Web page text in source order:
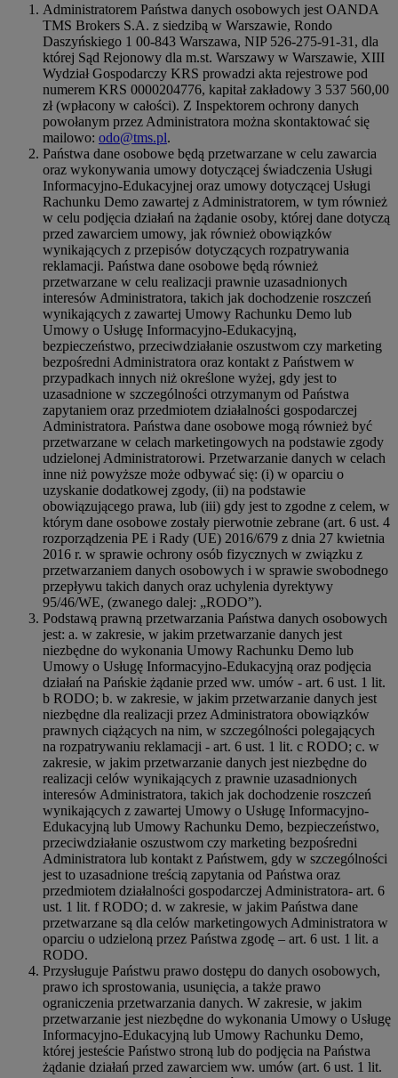
Administratorem Państwa danych osobowych jest OANDA
TMS Brokers S.A. z siedzibą w Warszawie, Rondo
Daszyńskiego 1 00-843 Warszawa, NIP 526-275-91-31, dla
której Sąd Rejonowy dla m.st. Warszawy w Warszawie, XIII
Wydział Gospodarczy KRS prowadzi akta rejestrowe pod
numerem KRS 0000204776, kapitał zakładowy 3 537 560,00
zł (wpłacony w całości). Z Inspektorem ochrony danych
powołanym przez Administratora można skontaktować się
mailowo: odo@tms.pl.
Państwa dane osobowe będą przetwarzane w celu zawarcia
oraz wykonywania umowy dotyczącej świadczenia Usługi
Informacyjno-Edukacyjnej oraz umowy dotyczącej Usługi
Rachunku Demo zawartej z Administratorem, w tym również
w celu podjęcia działań na żądanie osoby, której dane dotyczą
przed zawarciem umowy, jak również obowiązków
wynikających z przepisów dotyczących rozpatrywania
reklamacji. Państwa dane osobowe będą również
przetwarzane w celu realizacji prawnie uzasadnionych
interesów Administratora, takich jak dochodzenie roszczeń
wynikających z zawartej Umowy Rachunku Demo lub
Umowy o Usługę Informacyjno-Edukacyjną,
bezpieczeństwo, przeciwdziałanie oszustwom czy marketing
bezpośredni Administratora oraz kontakt z Państwem w
przypadkach innych niż określone wyżej, gdy jest to
uzasadnione w szczególności otrzymanym od Państwa
zapytaniem oraz przedmiotem działalności gospodarczej
Administratora. Państwa dane osobowe mogą również być
przetwarzane w celach marketingowych na podstawie zgody
udzielonej Administratorowi. Przetwarzanie danych w celach
inne niż powyższe może odbywać się: (i) w oparciu o
uzyskanie dodatkowej zgody, (ii) na podstawie
obowiązującego prawa, lub (iii) gdy jest to zgodne z celem, w
którym dane osobowe zostały pierwotnie zebrane (art. 6 ust. 4
rozporządzenia PE i Rady (UE) 2016/679 z dnia 27 kwietnia
2016 r. w sprawie ochrony osób fizycznych w związku z
przetwarzaniem danych osobowych i w sprawie swobodnego
przepływu takich danych oraz uchylenia dyrektywy
95/46/WE, (zwanego dalej: „RODO”).
Podstawą prawną przetwarzania Państwa danych osobowych
jest: a. w zakresie, w jakim przetwarzanie danych jest
niezbędne do wykonania Umowy Rachunku Demo lub
Umowy o Usługę Informacyjno-Edukacyjną oraz podjęcia
działań na Pańskie żądanie przed ww. umów - art. 6 ust. 1 lit.
b RODO; b. w zakresie, w jakim przetwarzanie danych jest
niezbędne dla realizacji przez Administratora obowiązków
prawnych ciążących na nim, w szczególności polegających
na rozpatrywaniu reklamacji - art. 6 ust. 1 lit. c RODO; c. w
zakresie, w jakim przetwarzanie danych jest niezbędne do
realizacji celów wynikających z prawnie uzasadnionych
interesów Administratora, takich jak dochodzenie roszczeń
wynikających z zawartej Umowy o Usługę Informacyjno-
Edukacyjną lub Umowy Rachunku Demo, bezpieczeństwo,
przeciwdziałanie oszustwom czy marketing bezpośredni
Administratora lub kontakt z Państwem, gdy w szczególności
jest to uzasadnione treścią zapytania od Państwa oraz
przedmiotem działalności gospodarczej Administratora- art. 6
ust. 1 lit. f RODO; d. w zakresie, w jakim Państwa dane
przetwarzane są dla celów marketingowych Administratora w
oparciu o udzieloną przez Państwa zgodę – art. 6 ust. 1 lit. a
RODO.
Przysługuje Państwu prawo dostępu do danych osobowych,
prawo ich sprostowania, usunięcia, a także prawo
ograniczenia przetwarzania danych. W zakresie, w jakim
przetwarzanie jest niezbędne do wykonania Umowy o Usługę
Informacyjno-Edukacyjną lub Umowy Rachunku Demo,
której jesteście Państwo stroną lub do podjęcia na Państwa
żądanie działań przed zawarciem ww. umów (art. 6 ust. 1 lit.